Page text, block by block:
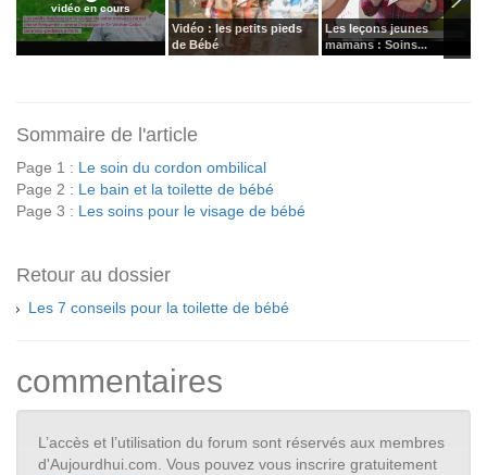
vidéo en cours
Vidéo : les petits pieds
de Bébé
Les leçons jeunes
mamans : Soins...
Sommaire de l'article
Page 1 : Le soin du cordon ombilical
Page 2 : Le bain et la toilette de bébé
Page 3 : Les soins pour le visage de bébé
Retour au dossier
Les 7 conseils pour la toilette de bébé
commentaires
L’accès et l’utilisation du forum sont réservés aux membres
d'Aujourdhui.com. Vous pouvez vous inscrire gratuitement